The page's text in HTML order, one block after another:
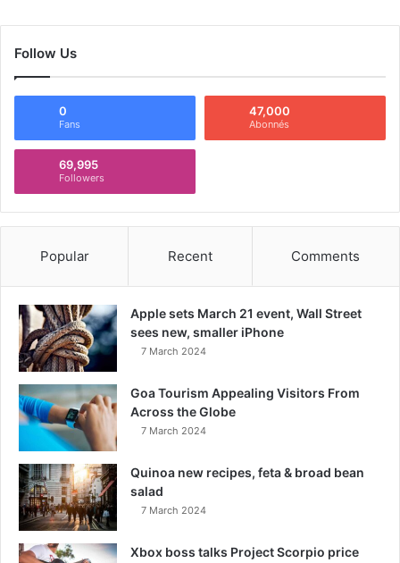
Follow Us
0
Fans
47,000
Abonnés
69,995
Followers
Popular Recent Comments
Apple sets March 21 event, Wall Street
sees new, smaller iPhone
7 March 2024
Goa Tourism Appealing Visitors From
Across the Globe
7 March 2024
Quinoa new recipes, feta & broad bean
salad
7 March 2024
Xbox boss talks Project Scorpio price